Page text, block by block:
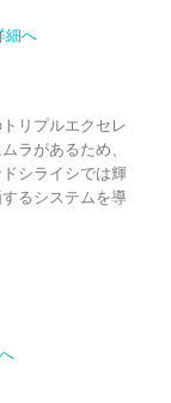
細へ
リプルエクセレ
ラがあるため、
シライシでは輝
るシステムを導